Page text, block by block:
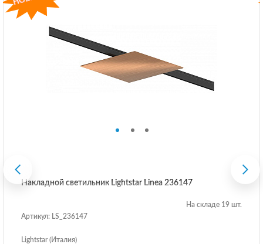
Накладной светильник Lightstar Linea 236147
На складе 19 шт.
Артикул: LS_236147
Lightstar (Италия)